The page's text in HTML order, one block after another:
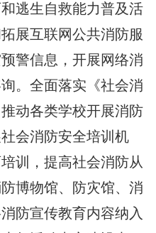
逃生自救能力普及活
展互联网公共消防服
警信息，开展网络消
。全面落实《社会消
动各类学校开展消防
会消防安全培训机
训，提高社会消防从
博物馆、防灾馆、消
防宣传教育内容纳入